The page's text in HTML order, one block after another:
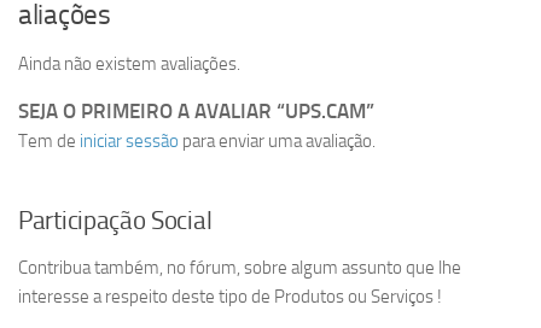
aliações
Ainda não existem avaliações.
SEJA O PRIMEIRO A AVALIAR “UPS.CAM”
Tem de iniciar sessão para enviar uma avaliação.
Participação Social
Contribua também, no fórum, sobre algum assunto que lhe
interesse a respeito deste tipo de Produtos ou Serviços !